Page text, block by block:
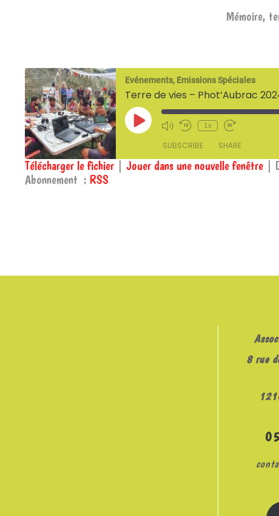
Mémoire,
Evénements, Émissions Spéciales
Terre de vies – Phot’Aubrac
Play
Episode
1x
SUBSCRIBE SHARE
RSS
SHARE
Télécharger le fichier Jouer dans une nouvelle fenêtre
Abonnement : RSS
8 rue